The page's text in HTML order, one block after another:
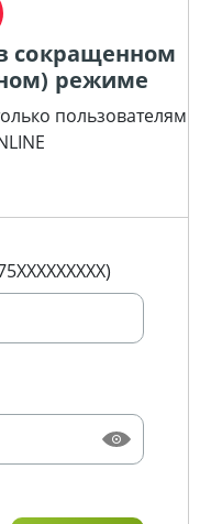
сокращенном
режиме
пользователям